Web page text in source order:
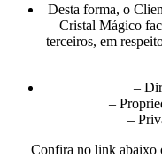
Desta forma, o
Cristal Mágico
terceiros, em
–
–
–
Confira no link abaixo